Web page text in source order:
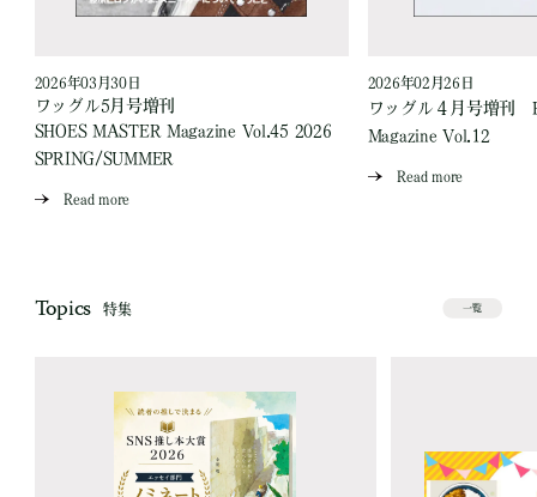
2026年03月30日
ワッグル5月号増刊
SHOES MASTER Magazine Vol.45 2026
SPRING/SUMMER
Read more
2026年02月26日
ワッグル４月号増刊
Magazine Vol.12
Read more
Topics 特集 一覧